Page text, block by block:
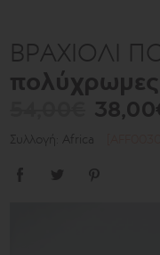
ΒΡΑΧΙΟΛΙ
πολύχρωμες
Συλλογή: Africa